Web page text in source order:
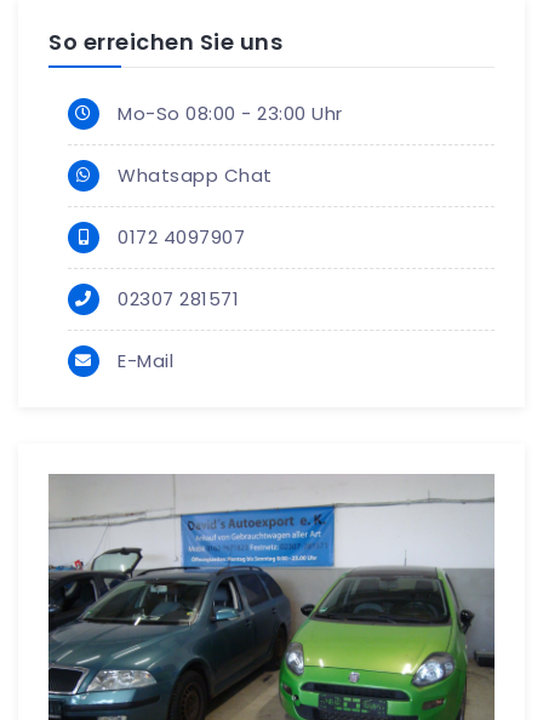
So erreichen Sie uns
Mo-So 08:00 - 23:00 Uhr
Whatsapp Chat
0172 4097907
02307 281571
E-Mail